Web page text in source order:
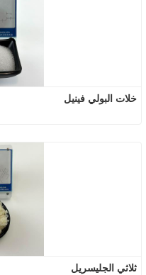
خلات البولي فينيل
ثلاثي الجليسريل